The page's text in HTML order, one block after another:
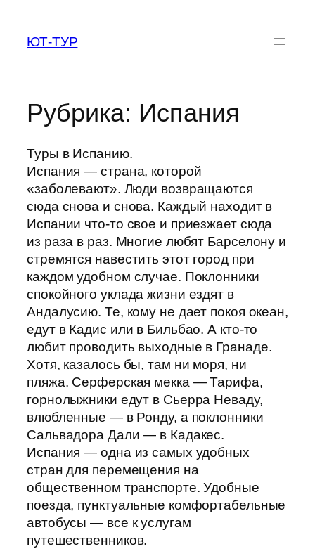
содержимому
ЮТ-ТУР
Рубрика: Испания
Туры в Испанию.
Испания — страна, которой
«заболевают». Люди возвращаются
сюда снова и снова. Каждый находит в
Испании что-то свое и приезжает сюда
из раза в раз. Многие любят Барселону и
стремятся навестить этот город при
каждом удобном случае. Поклонники
спокойного уклада жизни ездят в
Андалусию. Те, кому не дает покоя океан,
едут в Кадис или в Бильбао. А кто-то
любит проводить выходные в Гранаде.
Хотя, казалось бы, там ни моря, ни
пляжа. Серферская мекка — Тарифа,
горнолыжники едут в Сьерра Неваду,
влюбленные — в Ронду, а поклонники
Сальвадора Дали — в Кадакес.
Испания — одна из самых удобных
стран для перемещения на
общественном транспорте. Удобные
поезда, пунктуальные комфортабельные
автобусы — все к услугам
путешественников.